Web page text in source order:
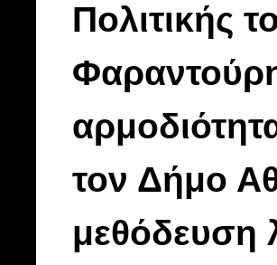
Πολιτικής
τον Δήμο
μεθόδευση